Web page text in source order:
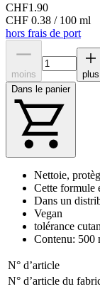
CHF1.90
CHF 0.38 / 100 ml
hors frais de port
moins
plus
Dans le panier
Nettoie,
Cette formule
Dans un
Vegan
tolérance
Contenu: 500
N° d’article
N° d’article du